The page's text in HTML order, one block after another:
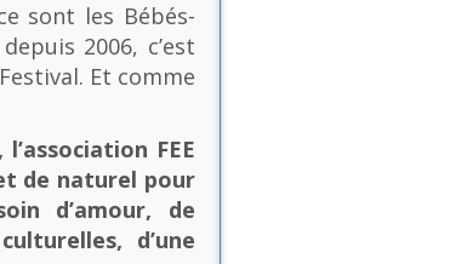
sont les Bébés-
2006, c’est
Et comme
FEE
de naturel pour
d’amour, de
d’une